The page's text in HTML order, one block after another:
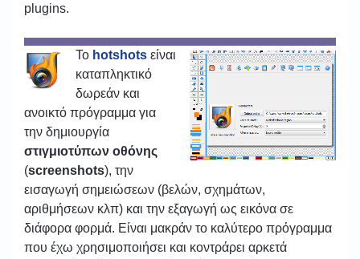
plugins.
To hotshots είναι
καταπληκτικό
δωρεάν και
ανοικτό πρόγραμμα για
την δημιουργία
στιγμιοτύπων οθόνης
(screenshots), την
εισαγωγή σημειώσεων (βελών, σχημάτων,
αριθμήσεων κλπ) και την εξαγωγή ως εικόνα σε
διάφορα φορμά. Είναι μακράν το καλύτερο πρόγραμμα
που έχω χρησιμοποιήσει και κοντράρει αρκετά